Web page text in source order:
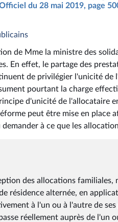
du 28 mai 2019, page
de Mme la ministre des
En effet, le partage des
de privilégier l'unicité
pourtant la charge
d'unicité de l'allocataire
peut être mise en place
à ce que les
des allocations
résidence alternée, en
à l'un ou à l'autre de
réellement auprès de l'un